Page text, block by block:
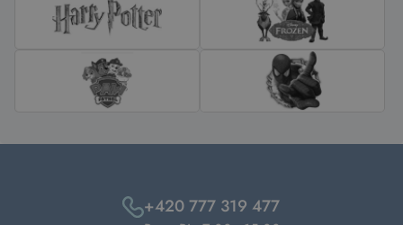
+420 777 319 477